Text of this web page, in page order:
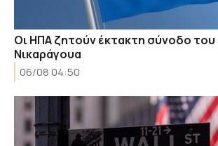
Οι ΗΠΑ ζητούν έκτακτη σύνοδο του
Νικαράγουα
06/08 04:50